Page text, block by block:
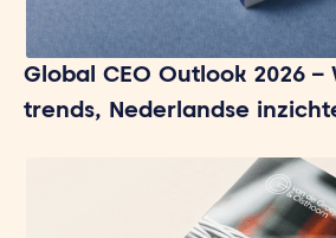
Global CEO Outlook 2026 –
trends, Nederlandse